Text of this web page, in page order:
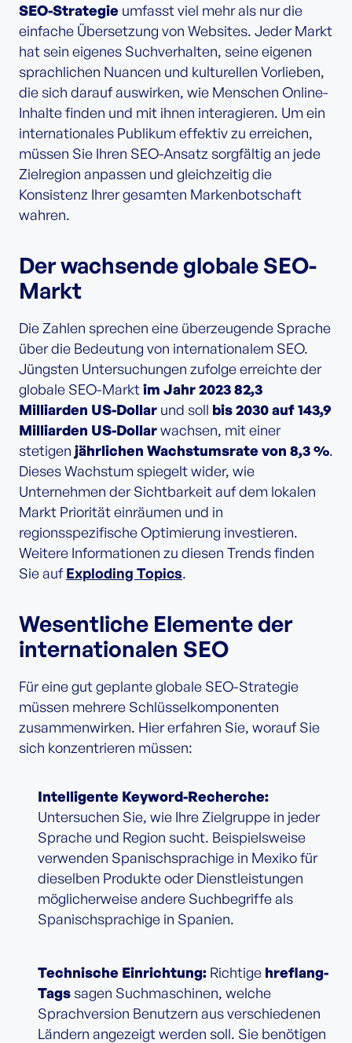
SEO-Strategie umfasst viel mehr als nur die
einfache Übersetzung von Websites. Jeder Markt
hat sein eigenes Suchverhalten, seine eigenen
sprachlichen Nuancen und kulturellen Vorlieben,
die sich darauf auswirken, wie Menschen Online-
Inhalte finden und mit ihnen interagieren. Um ein
internationales Publikum effektiv zu erreichen,
müssen Sie Ihren SEO-Ansatz sorgfältig an jede
Zielregion anpassen und gleichzeitig die
Konsistenz Ihrer gesamten Markenbotschaft
wahren.
Der wachsende globale SEO-
Markt
Die Zahlen sprechen eine überzeugende Sprache
über die Bedeutung von internationalem SEO.
Jüngsten Untersuchungen zufolge erreichte der
globale SEO-Marktim Jahr 2023 82,3
Milliarden US-Dollar und soll bis 2030 auf 143,9
Milliarden US-Dollarwachsen, mit einer
stetigen jährlichen Wachstumsrate von 8,3 %.
Dieses Wachstum spiegelt wider, wie
Unternehmen der Sichtbarkeit auf dem lokalen
Markt Priorität einräumen und in
regionsspezifische Optimierung investieren.
Weitere Informationen zu diesen Trends finden
Sie aufExploding Topics.
Wesentliche Elemente der
internationalen SEO
Für eine gut geplante globale SEO-Strategie
müssen mehrere Schlüsselkomponenten
zusammenwirken. Hier erfahren Sie, worauf Sie
sich konzentrieren müssen:
Intelligente Keyword-Recherche:
Untersuchen Sie, wie Ihre Zielgruppe in jeder
Sprache und Region sucht. Beispielsweise
verwenden Spanischsprachige in Mexiko für
dieselben Produkte oder Dienstleistungen
möglicherweise andere Suchbegriffe als
Spanischsprachige in Spanien.
Technische Einrichtung: Richtige hreflang-
Tagssagen Suchmaschinen, welche
Sprachversion Benutzern aus verschiedenen
Ländern angezeigt werden soll. Sie benötigen